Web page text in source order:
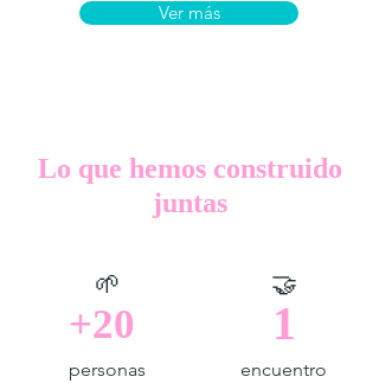
Ver más
Lo que hemos construido
juntas
🌱
+20
personas
🤝
1
encuentro